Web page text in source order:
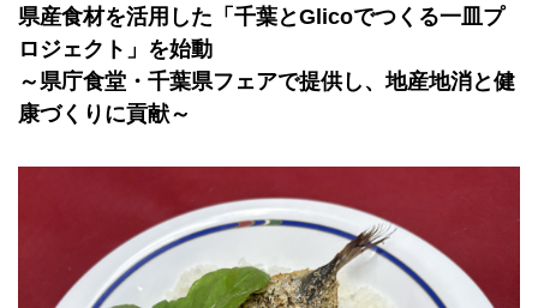
県産食材を活用した「千葉とGlicoでつくる一皿プ
ロジェクト」を始動
～県庁食堂・千葉県フェアで提供し、地産地消と健
康づくりに貢献～